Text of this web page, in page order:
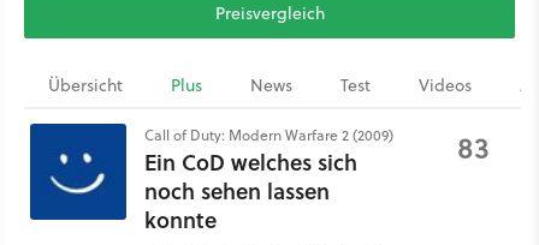
Preisvergleich
Übersicht Plus News Test Videos
Call of Duty: Modern Warfare 2 (2009)
Ein CoD welches sich
noch sehen lassen
konnte
83